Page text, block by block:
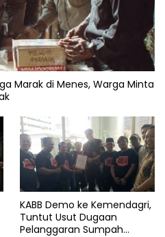
Marak di Menes, Warga Minta
KABB Demo ke Kemendagri,
Tuntut Usut Dugaan
Pelanggaran Sumpah